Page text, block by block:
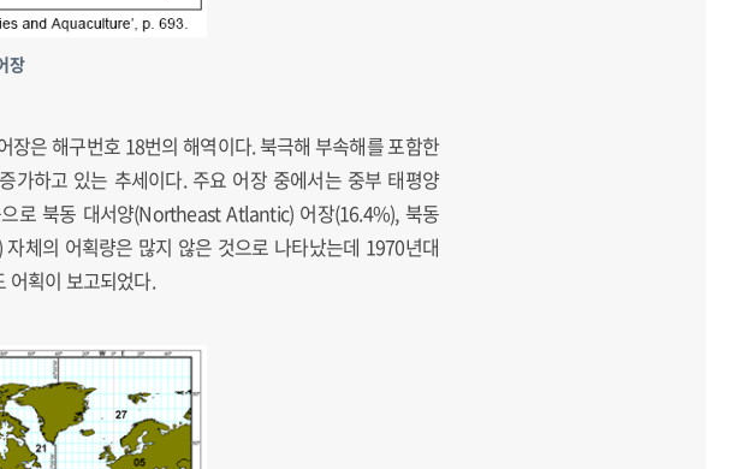
장
은 해구번호 18번의 해역이다. 북극해 부속해를 포함한
하고 있는 추세이다. 주요 어장 중에서는 중부 태평양
로 북동 대서양(Northeast Atlantic) 어장(16.4%), 북동
체의 어획량은 많지 않은 것으로 나타났는데 1970년대
어획이 보고되었다.